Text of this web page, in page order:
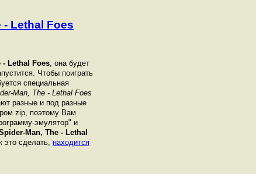
- Lethal Foes
- Lethal Foes, она будет
Чтобы поиграть
специальная
Man, The - Lethal Foes
разные и под разные
zip, поэтому Вам
эмулятор" и
Man, The - Lethal
это сделать, находится